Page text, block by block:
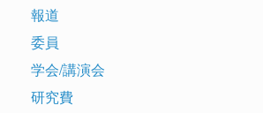
報道
委員
学会/講演会
研究費